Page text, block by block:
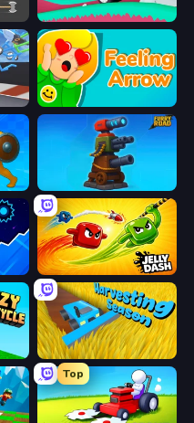
Merge & Construct
Feeling Arrow
Epic Sword Battle! Fight in Arena Furry Road
Jelly Dash
Harvesting Season
Top